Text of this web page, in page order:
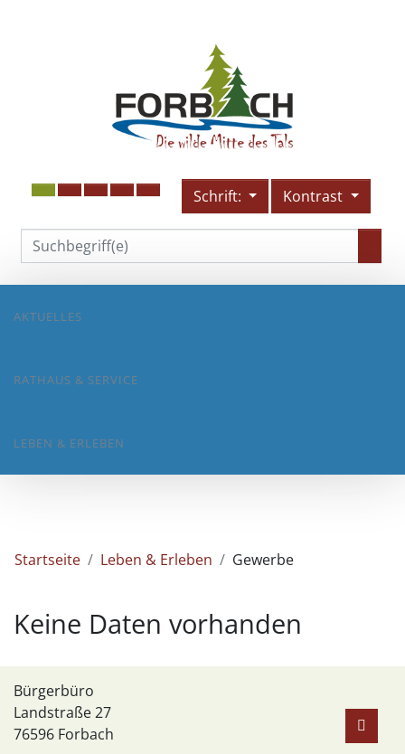
Schrift: Kontrast
AKTUELLES
RATHAUS & SERVICE
LEBEN & ERLEBEN
Startseite Leben & Erleben Gewerbe
Keine Daten vorhanden
Bürgerbüro
Landstraße 27
76596 Forbach